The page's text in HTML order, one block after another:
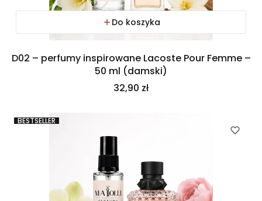
Do koszyka
D02 – perfumy inspirowane Lacoste Pour Femme –
50 ml (damski)
Cena
32,90 zł
BESTSELLER